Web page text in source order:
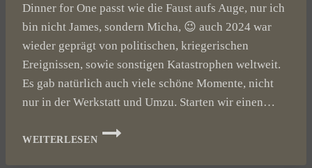
Dinner for One passt wie die Faust aufs Auge, nur ich
bin nicht James, sondern Micha, 😉 auch 2024 war
wieder geprägt von politischen, kriegerischen
Ereignissen, sowie sonstigen Katastrophen weltweit.
Es gab natürlich auch viele schöne Momente, nicht
nur in der Werkstatt und Umzu. Starten wir einen…
WEITERLESEN
RÜCKBLICK